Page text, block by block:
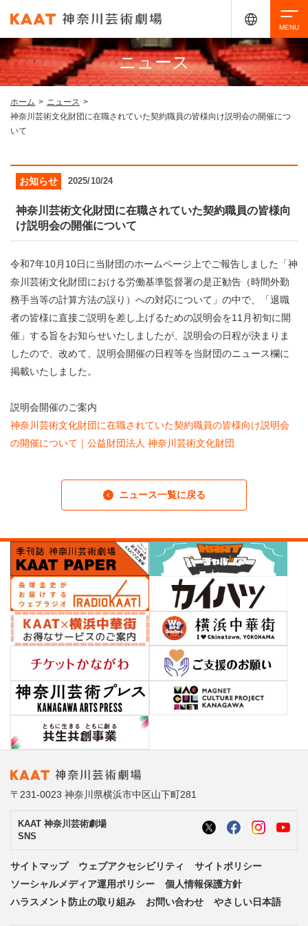
イベントを探す
・ イベント一覧
・ イベントカレンダー
ご来場案内
・ 館内サービス・アクセシビリティ
・ フロアマップ
・ レストラン/カフェ
・ 交通案内
・ よくある質問
施設を借りる
KAATについて
・ 芸術監督
・ 施設概要
・ レストラン/カフェ
検索
ニュース
ホーム > ニュース >
神奈川芸術文化財団に在職されていた契約職員の皆様向け説明会の開催につ
いて
お知らせ 2025/10/24
神奈川芸術文化財団に在職されていた契約職員の皆様向
け説明会の開催について
令和7年10月10日に当財団のホームページ上でご報告しました「神
奈川芸術文化財団における労働基準監督署の是正勧告（時間外勤
務手当等の計算方法の誤り）への対応について」の中で、「退職
者の皆様に直接ご説明を差し上げるための説明会を11月初旬に開
催」する旨をお知らせいたしましたが、説明会の日程が決まりま
したので、改めて、説明会開催の日程等を当財団のニュース欄に
掲載いたしました。
説明会開催のご案内
神奈川芸術文化財団に在職されていた契約職員の皆様向け説明会
の開催について｜公益財団法人 神奈川芸術文化財団
ニュース一覧に戻る
〒231-0023 神奈川県横浜市中区山下町281
KAAT 神奈川芸術劇場
SNS
サイトマップ ウェブアクセシビリティ
サイトポリシー
ソーシャルメディア運用ポリシー
個人情報保護方針
ハラスメント防止の取り組み
お問い合わせ やさしい日本語